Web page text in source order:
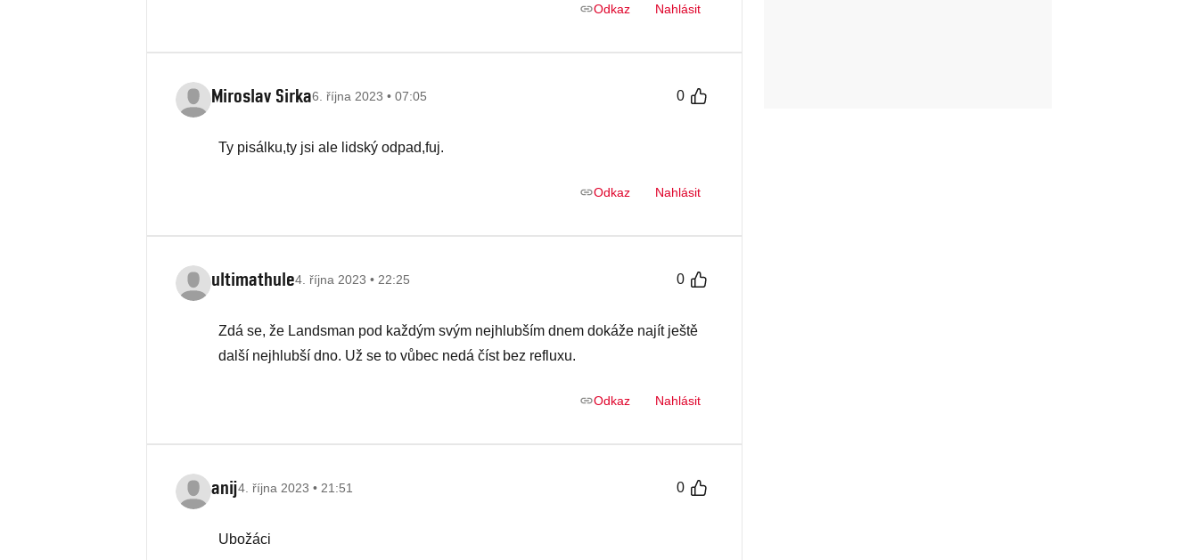
Odkaz Nahlásit
Miroslav Sirka6. října 2023 • 07:05 0
Ty pisálku,ty jsi ale lidský odpad,fuj.
Odkaz Nahlásit
ultimathule4. října 2023 • 22:25 0
Zdá se, že Landsman pod každým svým nejhlubším dnem dokáže najít ještě
další nejhlubší dno. Už se to vůbec nedá číst bez refluxu.
Odkaz Nahlásit
anij4. října 2023 • 21:51 0
Ubožáci